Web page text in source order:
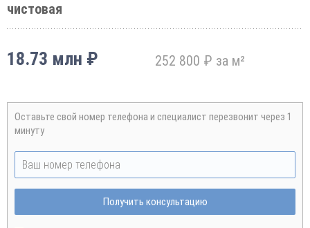
чистовая
18.73 млн ₽ 252 800 ₽ за м²
Оставьте свой номер телефона и специалист перезвонит через 1
минуту
Получить консультацию